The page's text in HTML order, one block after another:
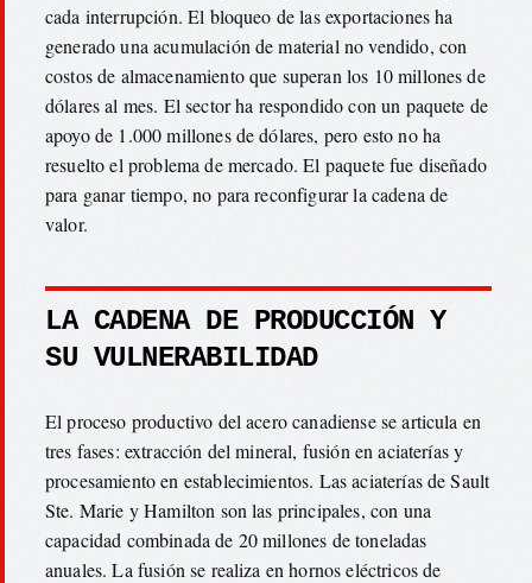
cada interrupción. El bloqueo de las exportaciones ha
generado una acumulación de material no vendido, con
costos de almacenamiento que superan los 10 millones de
dólares al mes. El sector ha respondido con un paquete de
apoyo de 1.000 millones de dólares, pero esto no ha
resuelto el problema de mercado. El paquete fue diseñado
para ganar tiempo, no para reconfigurar la cadena de
valor.
LA CADENA DE PRODUCCIÓN Y
SU VULNERABILIDAD
El proceso productivo del acero canadiense se articula en
tres fases: extracción del mineral, fusión en aciaterías y
procesamiento en establecimientos. Las aciaterías de Sault
Ste. Marie y Hamilton son las principales, con una
capacidad combinada de 20 millones de toneladas
anuales. La fusión se realiza en hornos eléctricos de